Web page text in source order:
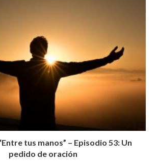
tus manos” – Episodio 53: Un
pedido de oración